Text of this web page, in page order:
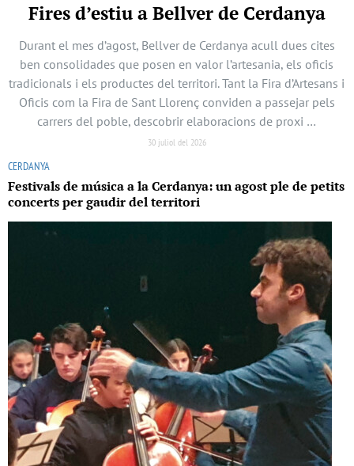
Fires d’estiu a Bellver de Cerdanya
Durant el mes d’agost, Bellver de Cerdanya acull dues cites
ben consolidades que posen en valor l’artesania, els oficis
tradicionals i els productes del territori. Tant la Fira d’Artesans i
Oficis com la Fira de Sant Llorenç conviden a passejar pels
carrers del poble, descobrir elaboracions de proxi …
30 juliol del 2026
CERDANYA
Festivals de música a la Cerdanya: un agost ple de petits
concerts per gaudir del territori